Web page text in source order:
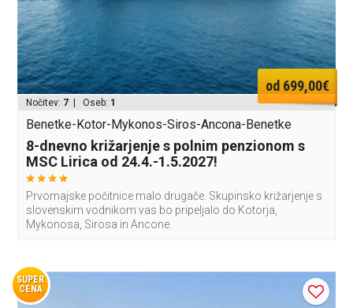
od 699,00€
Nočitev: 7 | Oseb: 1
Benetke-Kotor-Mykonos-Siros-Ancona-Benetke
8-dnevno križarjenje s polnim penzionom s
MSC Lirica od 24.4.-1.5.2027!
Prvomajske počitnice malo drugače. Skupinsko križarjenje s
slovenskim vodnikom vas bo pripeljalo do Kotorja,
Mykonosa, Sirosa in Ancone.
SUPER
CENA